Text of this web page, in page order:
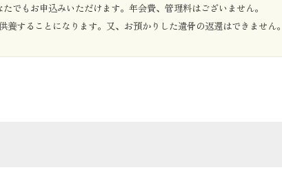
でもお申込みいただけます。年会費、管理料はございません。
養することになります。又、お預かりした遺骨の返還はできません